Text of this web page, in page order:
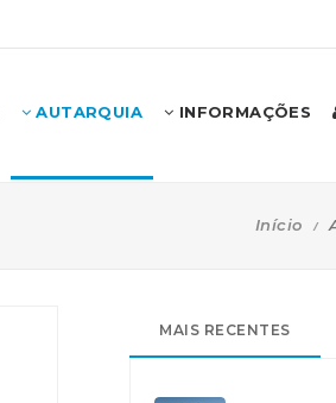
AUTARQUIA INFORMAÇÕES
Início
MAIS RECENTES